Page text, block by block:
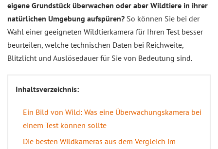
eigene Grundstück überwachen oder aber Wildtiere in ihrer
natürlichen Umgebung aufspüren? So können Sie bei der
Wahl einer geeigneten Wildtierkamera für Ihren Test besser
beurteilen, welche technischen Daten bei Reichweite,
Blitzlicht und Auslösedauer für Sie von Bedeutung sind.
Inhaltsverzeichnis:
Ein Bild von Wild: Was eine Überwachungskamera bei
einem Test können sollte
Die besten Wildkameras aus dem Vergleich im